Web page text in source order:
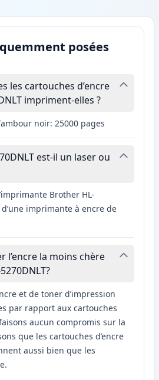
posées
les cartouches d’encre
impriment-elles ?
noir: 25000 pages
est-il un laser ou
Brother HL-
d’une imprimante à encre de
l’encre la moins chère
et de toner d’impression
par rapport aux cartouches
aucun compromis sur la
que les cartouches d’encre
aussi bien que les